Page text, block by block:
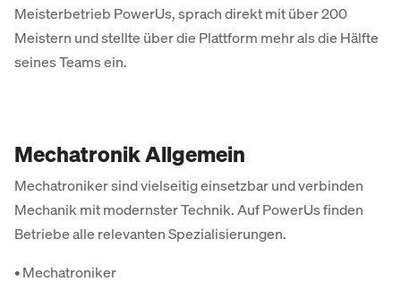
Meisterbetrieb PowerUs, sprach direkt mit über 200
Meistern und stellte über die Plattform mehr als die Hälfte
seines Teams ein.
Mechatronik Allgemein
Mechatroniker sind vielseitig einsetzbar und verbinden
Mechanik mit modernster Technik. Auf PowerUs finden
Betriebe alle relevanten Spezialisierungen.
• Mechatroniker